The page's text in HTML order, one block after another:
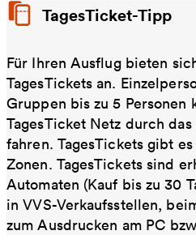
TagesTicket-Tipp
Für Ihren Ausflug bieten
TagesTickets an.
Gruppen bis zu 5 Personen
TagesTicket Netz durch
fahren. TagesTickets gibt
Zonen. TagesTickets sind
Automaten (Kauf bis zu 30
in VVS-Verkaufsstellen,
zum Ausdrucken am PC